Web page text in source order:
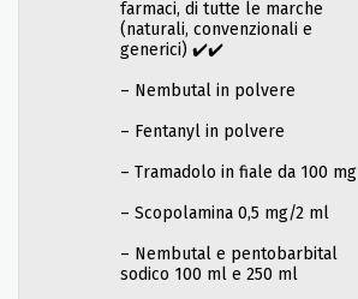
farmaci, di tutte le marche
(naturali, convenzionali e
generici) ✔️✔️
– Nembutal in polvere
– Fentanyl in polvere
– Tramadolo in fiale da 100 mg
– Scopolamina 0,5 mg/2 ml
– Nembutal e pentobarbital
sodico 100 ml e 250 ml